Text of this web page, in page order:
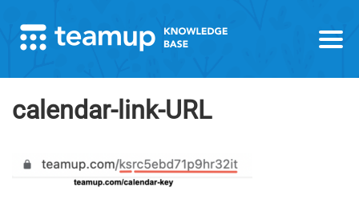
calendar-link-URL